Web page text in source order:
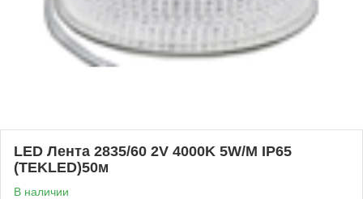
LED Лента 2835/60 2V 4000K 5W/M IP65
(TEKLED)50м
В наличии